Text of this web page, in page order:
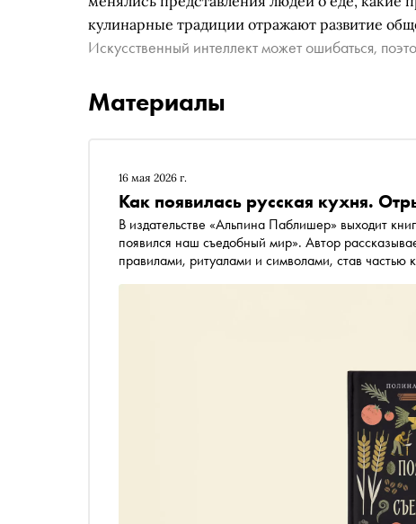
кулинарные традиции отражают развитие
Искусственный интеллект может ошибаться,
Материалы
16 мая 2026 г.
Как появилась русская кухня.
В издательстве «Альпина Паблишер» выходит
появился наш съедобный мир». Автор
правилами, ритуалами и символами, став частью